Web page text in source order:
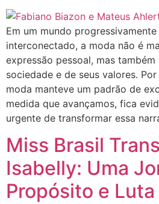
Em um mundo
interconectado, a moda não é
expressão pessoal, mas também
sociedade e de seus valores.
moda manteve um padrão de
medida que avançamos, fica
urgente de transformar essa
Miss Brasil
Isabelly: Uma
Propósito e Luta